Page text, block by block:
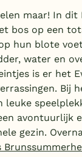
maar! In dit
bos op een
hun blote
water en
is er het
Bij
leuke
avontuurlijk
gezin.